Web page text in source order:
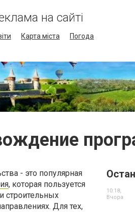
на сайті
Карта міста
Погода
- это популярная
, которая пользуется
строительных
Для тех,
10:18,
Вчора